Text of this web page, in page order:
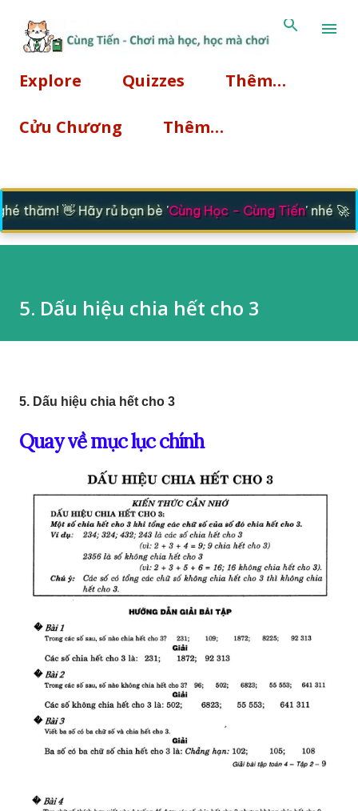
Explore Quizzes Thêm…
Cửu Chương Thêm…
thăm! 👋 Hãy rủ bạn bè 'Cùng Học - Cùng Tiến' nhé 🚀
5. Dấu hiệu chia hết cho 3
5. Dấu hiệu chia hết cho 3
Quay về mục lục chính